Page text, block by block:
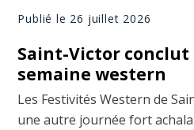
Publié le 26 juillet 2026
Saint-Victor
semaine western
Les Festivités Western de
une autre journée fort